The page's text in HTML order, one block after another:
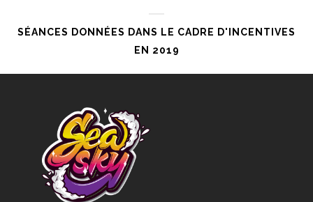
SÉANCES DONNÉES DANS LE CADRE D'INCENTIVES
EN 2019